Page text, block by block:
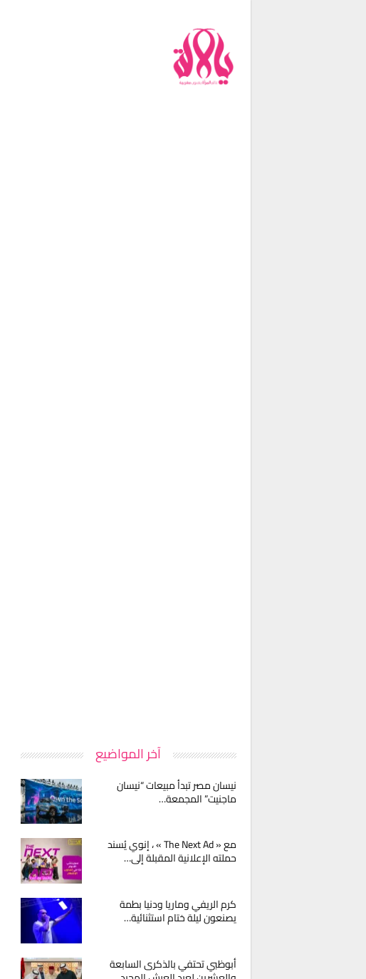
آخر المواضيع
نيسان مصر تبدأ مبيعات “نيسان
ماجنيت” المجمعة…
مع « The Next Ad » ، إنوي يُسند
حملته الإعلانية المقبلة إلى…
كرم الريفي وماريا ودنيا بطمة
يصنعون ليلة ختام استثنائية…
أبوظبي تحتفي بالذكرى السابعة